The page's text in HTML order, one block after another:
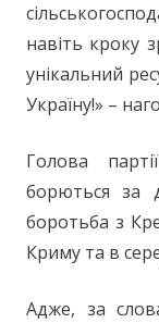
навіть кроку
унікальний
Україну!» –
Голова
борються за
боротьба з
Криму та в
Адже, за